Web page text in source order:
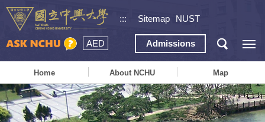
::: Sitemap NUST
AED Admissions
Home About NCHU Map